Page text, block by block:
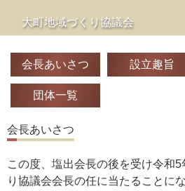
大町地域づくり協議会
会長あいさつ 設立趣旨
団体一覧
会長あいさつ
この度、塩出会長の後を受け令和5
り協議会会長の任に当たることに